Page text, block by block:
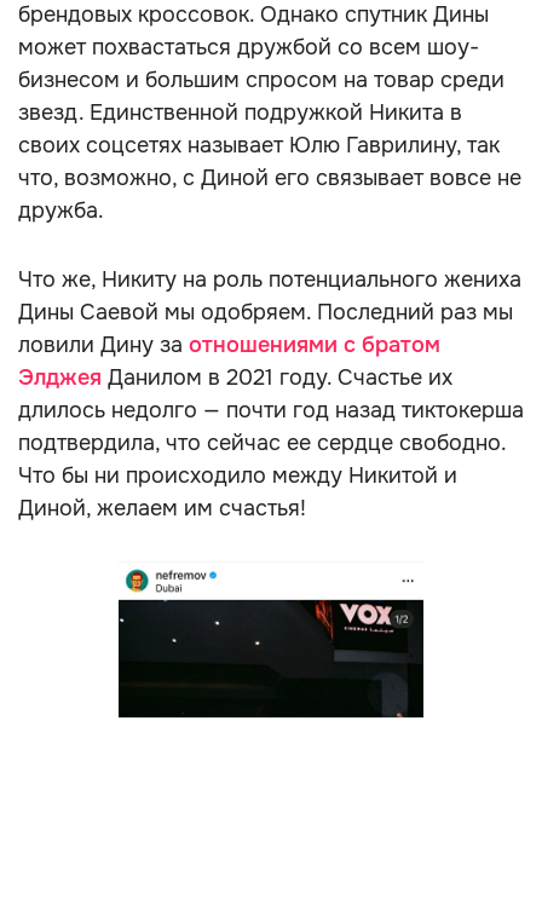
брендовых кроссовок. Однако спутник Дины
может похвастаться дружбой со всем шоу-
бизнесом и большим спросом на товар среди
звезд. Единственной подружкой Никита в
своих соцсетях называет Юлю Гаврилину, так
что, возможно, с Диной его связывает вовсе не
дружба.
Что же, Никиту на роль потенциального жениха
Дины Саевой мы одобряем. Последний раз мы
ловили Дину за отношениями с братом
Элджея Данилом в 2021 году. Счастье их
длилось недолго — почти год назад тиктокерша
подтвердила, что сейчас ее сердце свободно.
Что бы ни происходило между Никитой и
Диной, желаем им счастья!